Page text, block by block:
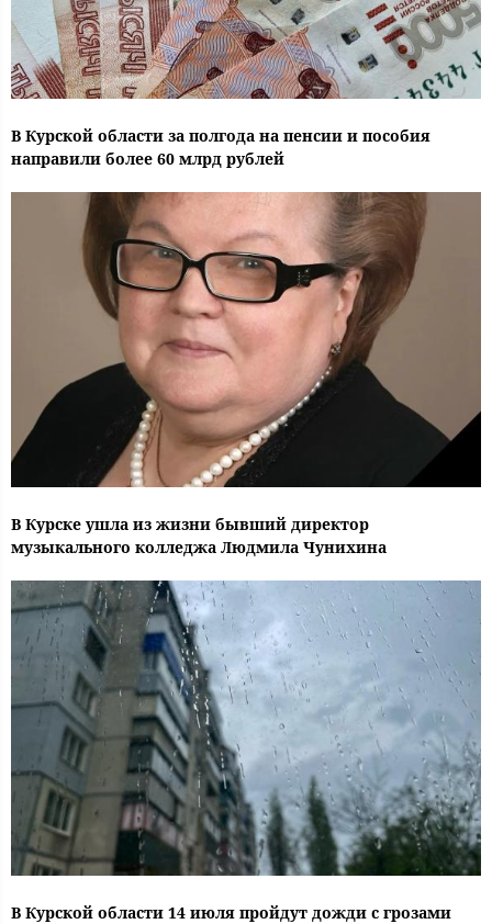
В Курской области за полгода на пенсии и пособия
направили более 60 млрд рублей
В Курске ушла из жизни бывший директор
музыкального колледжа Людмила Чунихина
В Курской области 14 июля пройдут дожди с грозами